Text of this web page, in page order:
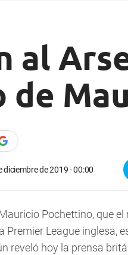
al
de
diciembre de 2019 - 00:00
Pochettino, que el
League inglesa,
reveló hoy la prensa